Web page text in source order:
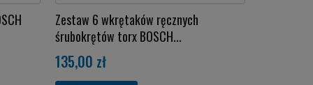
Zestaw 6 wkrętaków ręcznych
śrubokrętów torx BOSCH...
135,00 zł